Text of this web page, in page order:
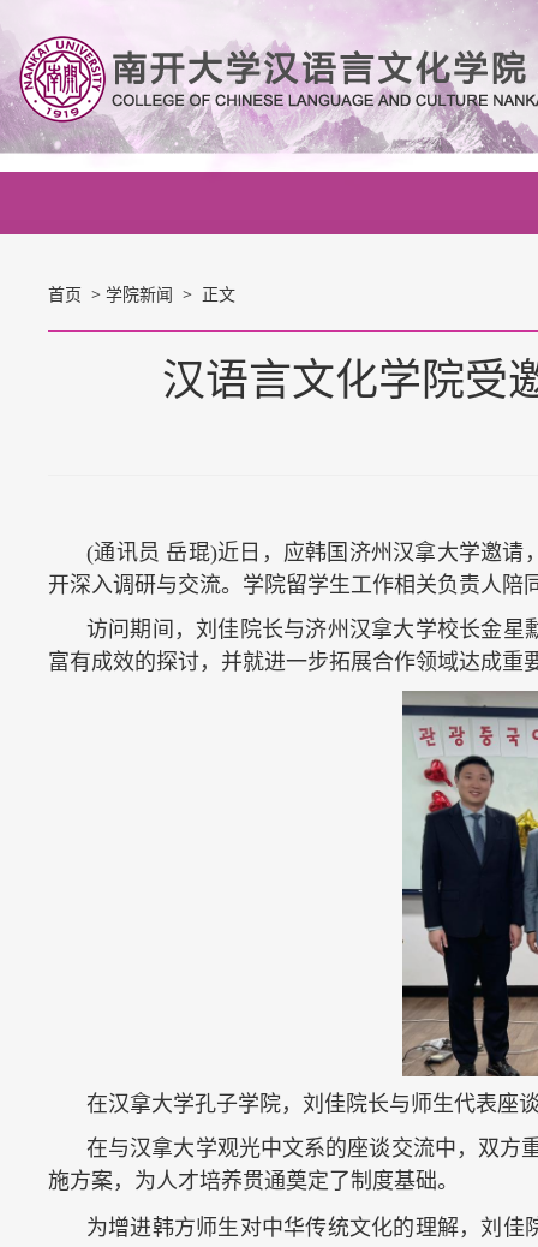
首页 > 学院新闻 > 正文
汉语言文化学院受
(通讯员 岳琨)近日，应韩国济州汉拿大学邀
开深入调研与交流。学院留学生工作相关负责人陪
访问期间，刘佳院长与济州汉拿大学校长金
富有成效的探讨，并就进一步拓展合作领域达成重
在汉拿大学孔子学院，刘佳院长与师生代表座
在与汉拿大学观光中文系的座谈交流中，双方
施方案，为人才培养贯通奠定了制度基础。
为增进韩方师生对中华传统文化的理解，刘